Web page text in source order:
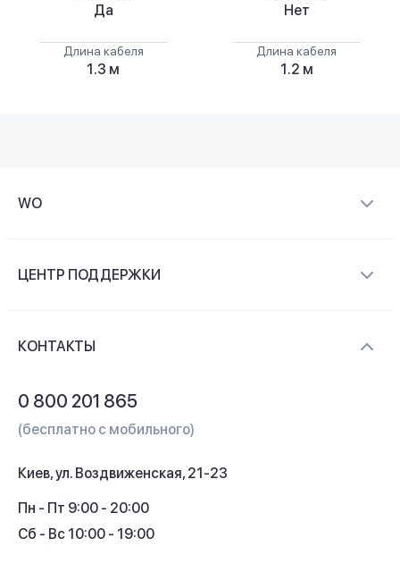
Да
Длина кабеля
1.3 м
Нет
Длина кабеля
1.2 м
WO
Контакты
ЦЕНТР ПОДДЕРЖКИ
Кэшбек
КОНТАКТЫ
0 800 201 865
(бесплатно с мобильного)
Киев, ул. Воздвиженская, 21-23
Пн - Пт 9:00 - 20:00
Сб - Вс 10:00 - 19:00